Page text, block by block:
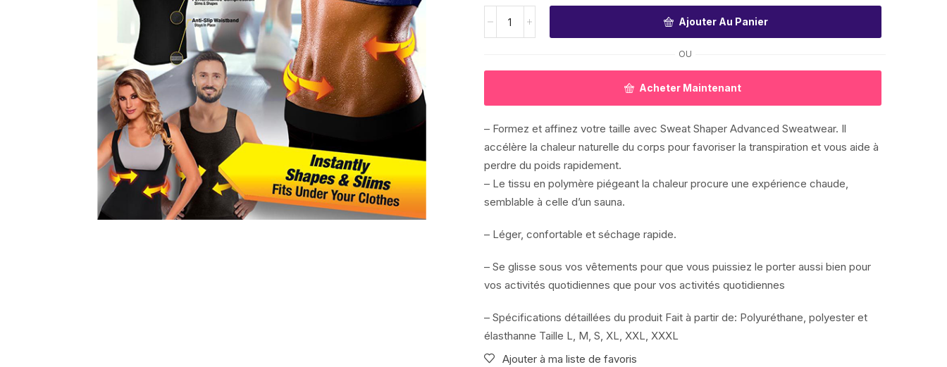
Ajouter Au Panier
OU
Acheter Maintenant
– Formez et affinez votre taille avec Sweat Shaper Advanced Sweatwear. Il
accélère la chaleur naturelle du corps pour favoriser la transpiration et vous aide à
perdre du poids rapidement.
– Le tissu en polymère piégeant la chaleur procure une expérience chaude,
semblable à celle d’un sauna.
– Léger, confortable et séchage rapide.
– Se glisse sous vos vêtements pour que vous puissiez le porter aussi bien pour
vos activités quotidiennes que pour vos activités quotidiennes
– Spécifications détaillées du produit Fait à partir de: Polyuréthane, polyester et
élasthanne Taille L, M, S, XL, XXL, XXXL
Ajouter à ma liste de favoris